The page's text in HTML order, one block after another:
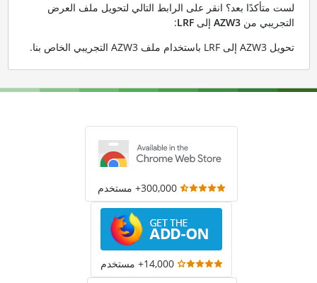
لست متأكدًا بعد؟ انقر على الرابط التالي لتحويل ملف العرض
التجريبي من AZW3إلى LRF
:
تحويل AZW3 إلى LRF باستخدام ملف AZW3 التجريبي الخاص بنا
.
300,000+ مستخدم
14,000+ مستخدم